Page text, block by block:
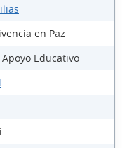
en Paz
Educativo